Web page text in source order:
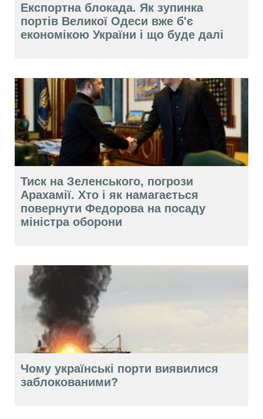
Експортна блокада. Як зупинка
портів Великої Одеси вже б'є
економікою України і що буде далі
Тиск на Зеленського, погрози
Арахамії. Хто і як намагається
повернути Федорова на посаду
міністра оборони
Чому українські порти виявилися
заблокованими?